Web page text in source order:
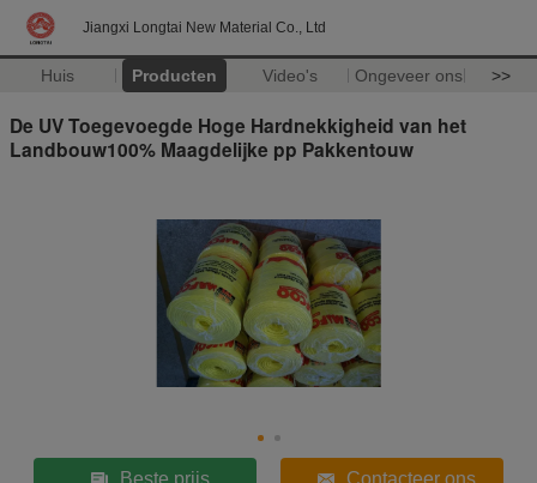
Jiangxi Longtai New Material Co., Ltd
Huis Producten Video's Ongeveer ons >>
De UV Toegevoegde Hoge Hardnekkigheid van het
Landbouw100% Maagdelijke pp Pakkentouw
Beste prijs Contacteer ons